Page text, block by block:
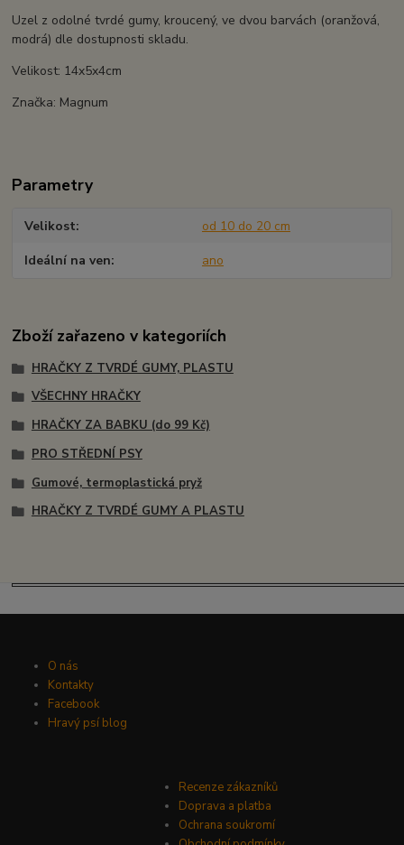
Uzel z odolné tvrdé gumy, kroucený, ve dvou barvách (oranžová,
modrá) dle dostupnosti skladu.
Velikost: 14x5x4cm
Značka: Magnum
Parametry
Velikost od 10 do 20 cm
Ideální na ven ano
Zboží zařazeno v kategoriích
HRAČKY Z TVRDÉ GUMY, PLASTU
VŠECHNY HRAČKY
HRAČKY ZA BABKU (do 99 Kč)
PRO STŘEDNÍ PSY
Gumové, termoplastická pryž
HRAČKY Z TVRDÉ GUMY A PLASTU
O nás
Kontakty
Facebook
Hravý psí blog
Recenze zákazníků
Doprava a platba
Ochrana soukromí